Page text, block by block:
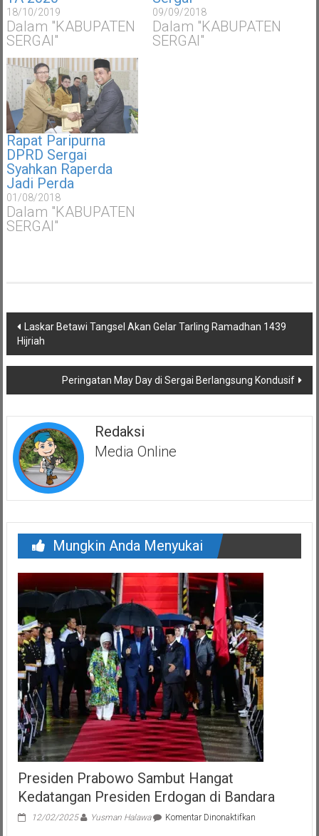
18/10/2019
Dalam "KABUPATEN
SERGAI"
09/09/2018
Dalam "KABUPATEN
SERGAI"
Rapat Paripurna
DPRD Sergai
Syahkan Raperda
Jadi Perda
01/08/2018
Dalam "KABUPATEN
SERGAI"
Navigasi
pos
Laskar Betawi Tangsel Akan Gelar Tarling Ramadhan 1439
Hijriah
Peringatan May Day di Sergai Berlangsung Kondusif
Redaksi
Media Online
Mungkin Anda Menyukai
Presiden Prabowo Sambut Hangat
Kedatangan Presiden Erdogan di Bandara
12/02/2025 Yusman Halawa Komentar Dinonaktifkanpada